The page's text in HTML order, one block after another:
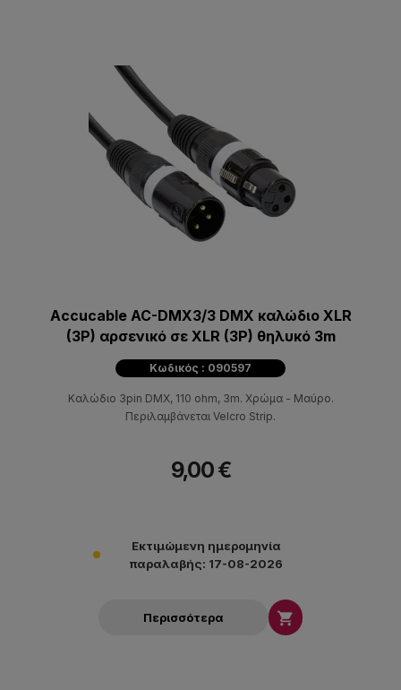
Accucable AC-DMX3/3 DMX καλώδιο XLR
(3P) αρσενικό σε XLR (3P) θηλυκό 3m
Κωδικός : 090597
Καλώδιο 3pin DMX, 110 ohm, 3m. Χρώμα - Μαύρο.
Περιλαμβάνεται Velcro Strip.
9,00 €
Εκτιμώμενη ημερομηνία
παραλαβής: 17-08-2026
Περισσότερα 